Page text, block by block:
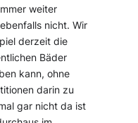
weiter
nicht. Wir
derzeit die
Bäder
kann, ohne
darin zu
gar nicht da ist